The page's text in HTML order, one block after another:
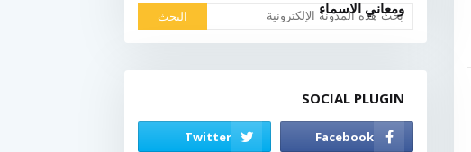
ومعاني الاسماء
SOCIAL PLUGIN